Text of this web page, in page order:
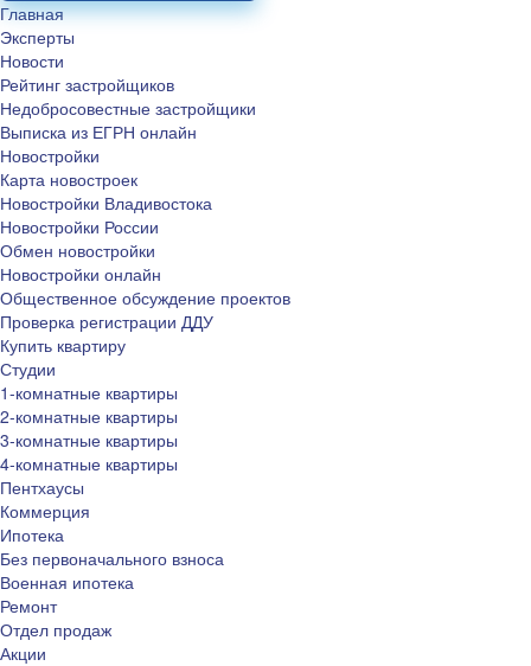
Главная
Эксперты
Новости
Рейтинг застройщиков
Недобросовестные застройщики
Выписка из ЕГРН онлайн
Новостройки
Карта новостроек
Новостройки Владивостока
Новостройки России
Обмен новостройки
Новостройки онлайн
Общественное обсуждение проектов
Проверка регистрации ДДУ
Купить квартиру
Студии
1-комнатные квартиры
2-комнатные квартиры
3-комнатные квартиры
4-комнатные квартиры
Пентхаусы
Коммерция
Ипотека
Без первоначального взноса
Военная ипотека
Ремонт
Отдел продаж
Акции